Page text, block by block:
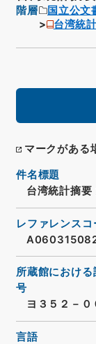
階層 国立公文
台湾統
マークがある
件名標題
台湾統計摘要
レファレンスコ
所蔵館における
号
ヨ３５２－０
言語